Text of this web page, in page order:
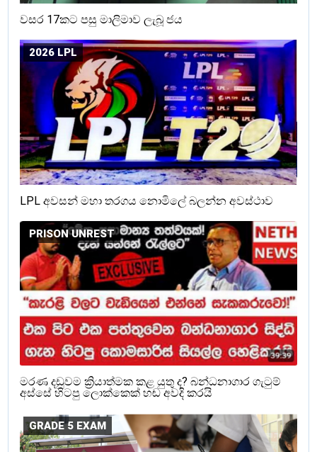
වසර 17කට පසු මාලිමාව ලැබූ ජය
2026 LPL
LPL අවසන් මහා තරගය නොමිලේ බලන්න අවස්ථාව
PRISON UNREST
මරණ දඩුවම ක්‍රියාත්මක කළ යුතු ද? බන්ධනාගාර ගැටුම්
අස්සේ හිටපු ලොක්කෙක් හඬ අවදි කරයි
GRADE 5 EXAM